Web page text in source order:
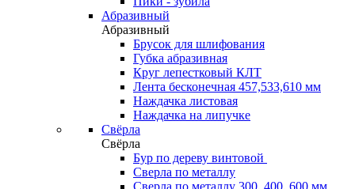
Абразивный
Абразивный
Брусок для шлифования
Губка абразивная
Круг лепестковый КЛТ
Лента бесконечная 457,533,610 мм
Наждачка листовая
Наждачка на липучке
Свёрла
Свёрла
Бур по дереву винтовой
Сверла по металлу
Сверла по металлу 300, 400, 600 мм